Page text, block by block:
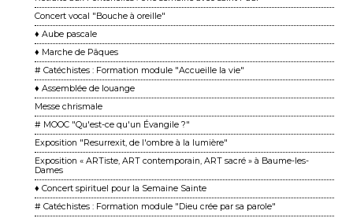
Concert vocal "Bouche à oreille"
♦ Aube pascale
♦ Marche de Pâques
# Catéchistes : Formation module "Accueille la vie"
♦ Assemblée de louange
Messe chrismale
# MOOC "Qu'est-ce qu'un Évangile ?"
Exposition "Resurrexit, de l'ombre à la lumière"
Exposition « ARTiste, ART contemporain, ART sacré » à Baume-les-
Dames
♦ Concert spirituel pour la Semaine Sainte
# Catéchistes : Formation module "Dieu crée par sa parole"